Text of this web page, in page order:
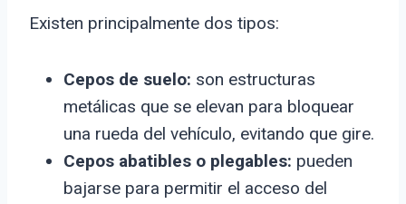
Existen principalmente dos tipos:
Cepos de suelo: son estructuras
metálicas que se elevan para bloquear
una rueda del vehículo, evitando que gire.
Cepos abatibles o plegables: pueden
bajarse para permitir el acceso del